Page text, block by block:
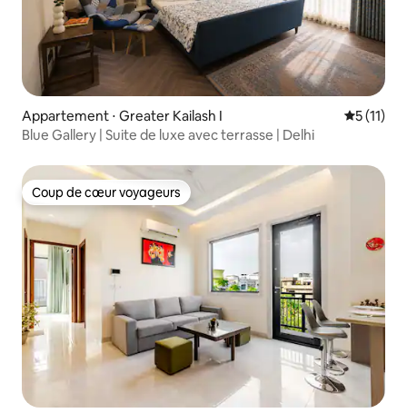
Appartement ⋅ Greater Kailash I
5 (11)
Blue Gallery | Suite de luxe avec terrasse | Delhi
Coup de cœur voyageurs
Coup de cœur voyageurs